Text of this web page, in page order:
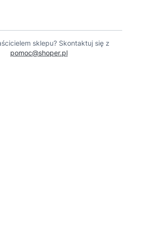
sklepu? Skontaktuj się z
pomoc@shoper.pl